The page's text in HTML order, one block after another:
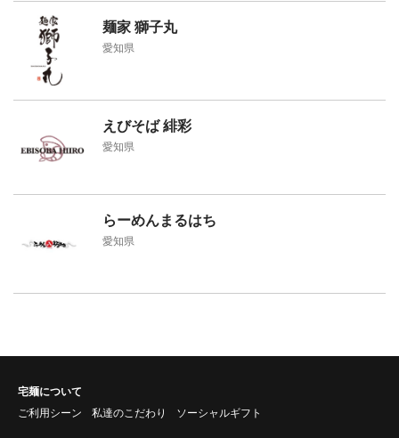
麺家 獅子丸
愛知県
えびそば 緋彩
愛知県
らーめんまるはち
愛知県
宅麺について
ご利用シーン
私達のこだわり ソーシャルギフト